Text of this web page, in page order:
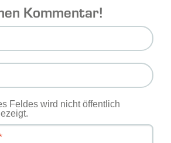
Kommentar!
Feldes wird nicht öffentlich